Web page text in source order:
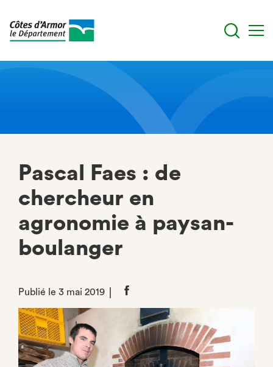
Pascal Faes : de
chercheur en
agronomie à paysan-
boulanger
Publié le 3 mai 2019
Partager
Facebook